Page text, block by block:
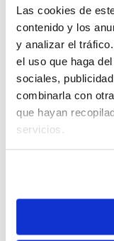
Las cookies de
contenido y los
y analizar el
el uso que haga
sociales,
combinarla con
que hayan
servicios.
Al respetar el
cejuela de 52
ejecución de
reduciendo la
estudio
perfeccionar la
que responde
intérprete.
alto